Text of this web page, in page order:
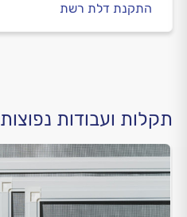
התקנת דלת רשת
תקלות ועבודות נפוצות